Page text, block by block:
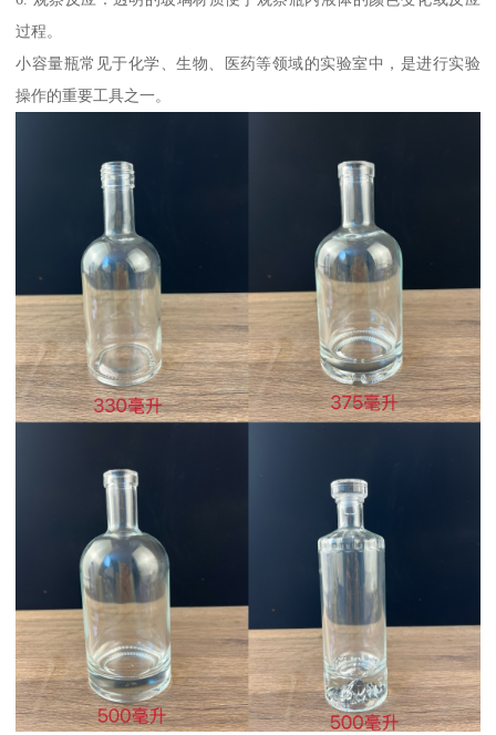
过程。
小容量瓶常见于化学、生物、医药等领域的实验室中，是进行实验
操作的重要工具之一。